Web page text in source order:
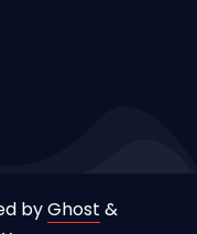
byGhost &